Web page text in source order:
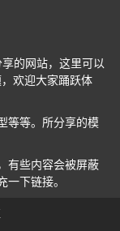
的网站，这里可以
欢迎大家踊跃体
等等。所分享的模
有些内容会被屏蔽
下链接。